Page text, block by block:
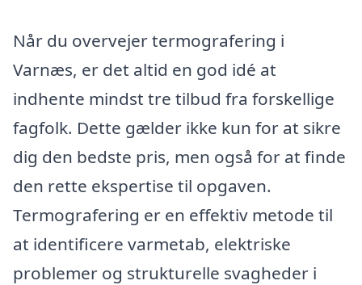
Når du overvejer termografering i
Varnæs, er det altid en god idé at
indhente mindst tre tilbud fra forskellige
fagfolk. Dette gælder ikke kun for at sikre
dig den bedste pris, men også for at finde
den rette ekspertise til opgaven.
Termografering er en effektiv metode til
at identificere varmetab, elektriske
problemer og strukturelle svagheder i